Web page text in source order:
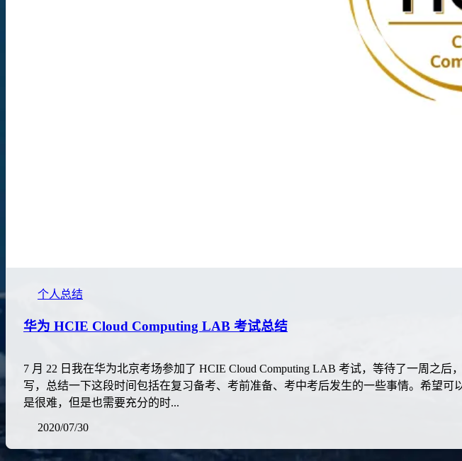
个人总结
华为 HCIE Cloud Computing LAB 考试总结
7 月 22 日我在华为北京考场参加了 HCIE Cloud Computing LAB 考试，等待了一周之
写，总结一下这段时间包括在复习备考、考前准备、考中考后发生的一些事情。希望
是很难，但是也需要充分的时...
2020/07/30